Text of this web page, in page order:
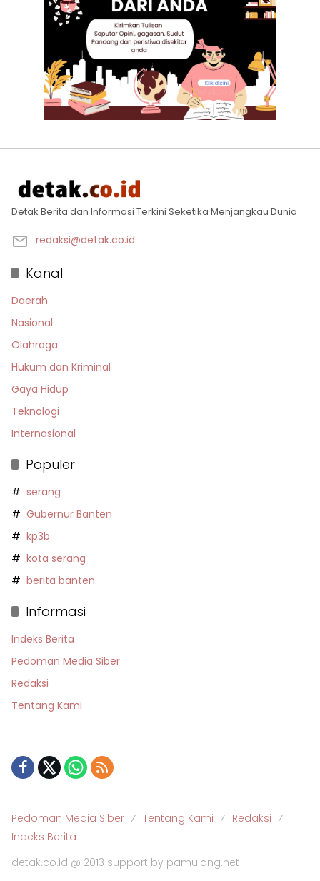
Detak Berita dan Informasi Terkini Seketika Menjangkau Dunia
redaksi@detak.co.id
Kanal
Daerah
Nasional
Olahraga
Hukum dan Kriminal
Gaya Hidup
Teknologi
Internasional
Populer
serang
Gubernur Banten
kp3b
kota serang
berita banten
Informasi
Indeks Berita
Pedoman Media Siber
Redaksi
Tentang Kami
Pedoman Media Siber Tentang Kami
Redaksi
Indeks Berita
detak.co.id @ 2013 support by pamulang.net